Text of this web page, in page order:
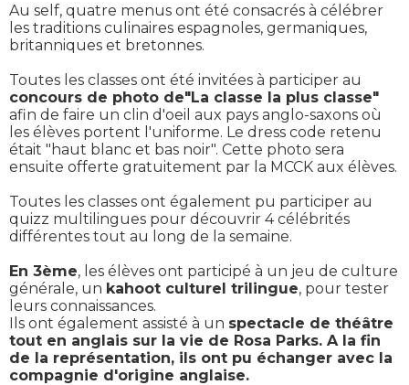
Au self, quatre menus ont été consacrés à célébrer
les traditions culinaires espagnoles, germaniques,
britanniques et bretonnes.
Toutes les classes ont été invitées à participer au
concours de photo de"La classe la plus classe"
afin de faire un clin d'oeil aux pays anglo-saxons où
les élèves portent l'uniforme. Le dress code retenu
était "haut blanc et bas noir". Cette photo sera
ensuite offerte gratuitement par la MCCK aux élèves.
Toutes les classes ont également pu participer au
quizz multilingues pour découvrir 4 célébrités
différentes tout au long de la semaine.
En 3ème, les élèves ont participé à un jeu de culture
générale, un kahoot culturel trilingue, pour tester
leurs connaissances.
Ils ont également assisté à un spectacle de théâtre
tout en anglais sur la vie de Rosa Parks. A la fin
de la représentation, ils ont pu échanger avec la
compagnie d'origine anglaise.